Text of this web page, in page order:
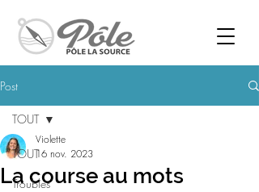
Post
TOUT
Troubles
TOUT
La course au mots
Violette
16 nov. 2023